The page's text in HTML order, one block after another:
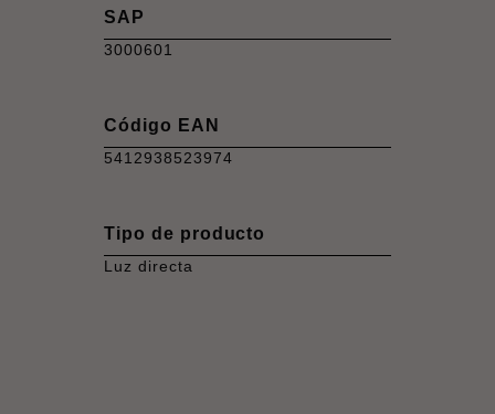
SAP
3000601
Código EAN
5412938523974
Tipo de producto
Luz directa